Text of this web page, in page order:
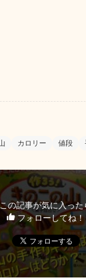
カロリー 値段
この記事が気に入った
フォローしてね！